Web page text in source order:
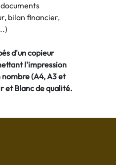
bilan financier,
d'un copieur
l'impression
(A4, A3 et
et Blanc de qualité.